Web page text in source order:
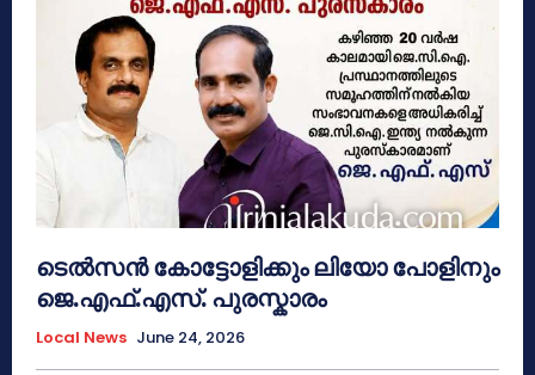
ടെൽസൻ കോട്ടോളിക്കും ലിയോ പോളിനും
ജെ.എഫ്.എസ്. പുരസ്കാരം
Local News June 24, 2026